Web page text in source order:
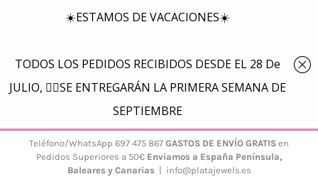
Teléfono/WhatsApp 697 475 867 GASTOS DE ENVÍO GRATIS en
Pedidos Superiores a 50€ Enviamos a España Península,
Baleares y Canarias
info@platajewels.es